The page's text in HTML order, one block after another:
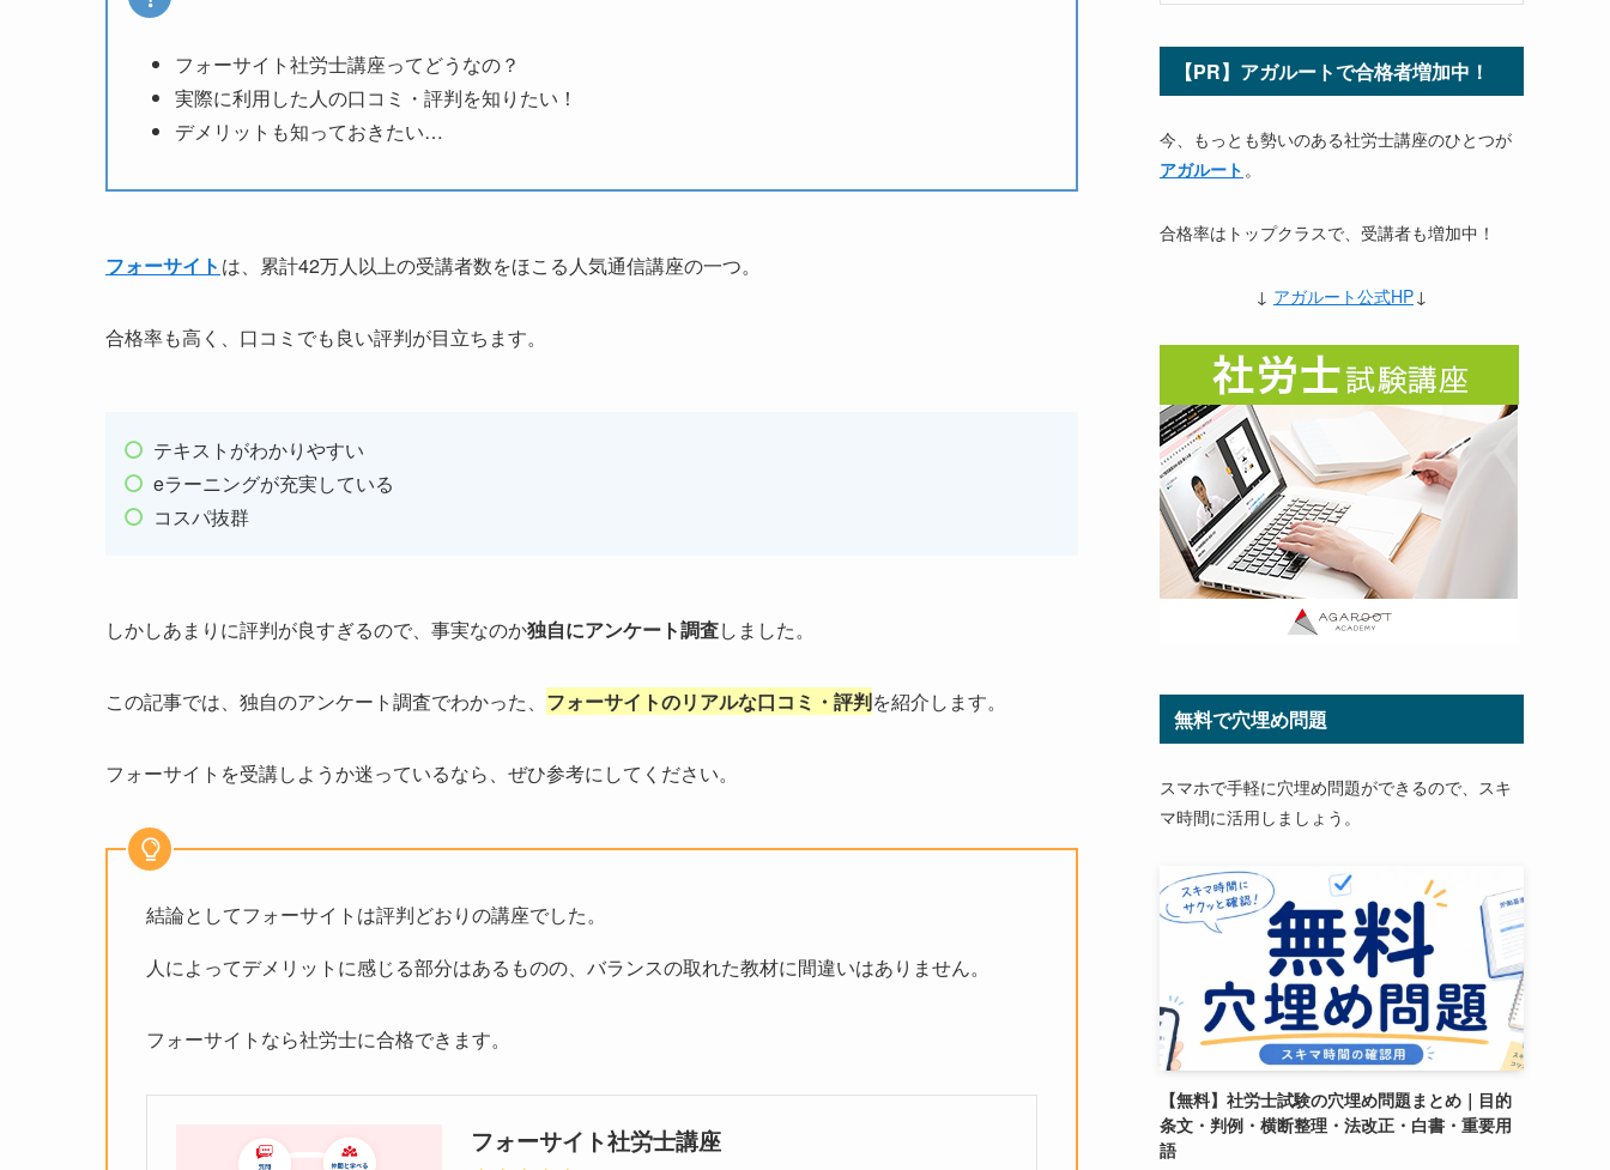
フォーサイト社労士講座ってどうなの？
実際に利用した人の口コミ・評判を知りたい！
デメリットも知っておきたい…
フォーサイト は、累計42万人以上の受講者数をほこる人気通信講座の一つ。
合格率も高く、口コミでも良い評判が目立ちます。
テキストがわかりやすい
eラーニングが充実している
コスパ抜群
しかしあまりに評判が良すぎるので、事実なのか独自にアンケート調査しました。
この記事では、独自のアンケート調査でわかった、 フォーサイトのリアルな口コミ・評判を紹介します。
フォーサイトを受講しようか迷っているなら、ぜひ参考にしてください。
結論としてフォーサイトは評判どおりの講座でした。
人によってデメリットに感じる部分はあるものの、バランスの取れた教材に間違いはありません。
フォーサイトなら社労士に合格できます。
フォーサイト社労士講座
【PR】アガルートで合格者増加中！
今、もっとも勢いのある社労士講座のひとつが
アガルート 。
合格率はトップクラスで、受講者も増加中！
↓ アガルート公式HP ↓
無料で穴埋め問題
スマホで手軽に穴埋め問題ができるので、スキ
マ時間に活用しましょう。
【無料】社労士試験の穴埋め問題まとめ｜目的
条文・判例・横断整理・法改正・白書・重要用
語